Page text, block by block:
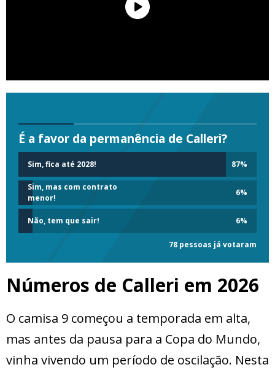
É a favor da permanência de Calleri?
Sim, fica até 2028! 87%
Sim, mas com contrato
menor!
6%
Não, tem que sair! 6%
78 pessoas já votaram
Números de Calleri em 2026
O camisa 9 começou a temporada em alta,
mas antes da pausa para a Copa do Mundo,
vinha vivendo um período de oscilação. Nesta